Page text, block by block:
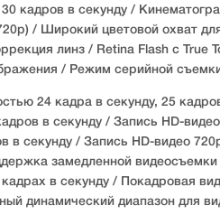
кадров в секунду /
/ Широкий цветовой охват
линз / Retina Flash с True
/ Режим серийной
24 кадра в секунду, 25
в секунду / Запись HD-
в секунду / Запись HD-видео
замедленной
в секунду / Покадровая
динамический диапазон для